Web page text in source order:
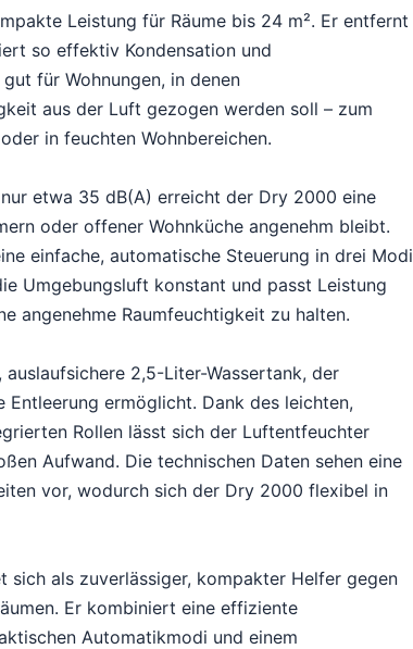
Leistung für Räume bis 24 m². Er entfernt
so effektiv Kondensation und
für Wohnungen, in denen
aus der Luft gezogen werden soll – zum
in feuchten Wohnbereichen.
etwa 35 dB(A) erreicht der Dry 2000 eine
oder offener Wohnküche angenehm bleibt.
einfache, automatische Steuerung in drei Modi
Umgebungsluft konstant und passt Leistung
angenehme Raumfeuchtigkeit zu halten.
2,5-Liter-Wassertank, der
ermöglicht. Dank des leichten,
Rollen lässt sich der Luftentfeuchter
Aufwand. Die technischen Daten sehen eine
vor, wodurch sich der Dry 2000 flexibel in
sich als zuverlässiger, kompakter Helfer gegen
Er kombiniert eine effiziente
Automatikmodi und einem